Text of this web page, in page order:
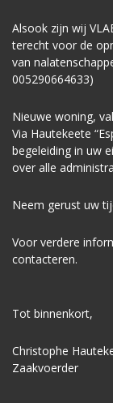
Alsook zijn wij
terecht voor de
van
005290664633)
Nieuwe woning,
Via Hautekeete
begeleiding in uw
over alle
Neem gerust uw
Voor verdere
contacteren.
Tot binnenkort,
Christophe
Zaakvoerder